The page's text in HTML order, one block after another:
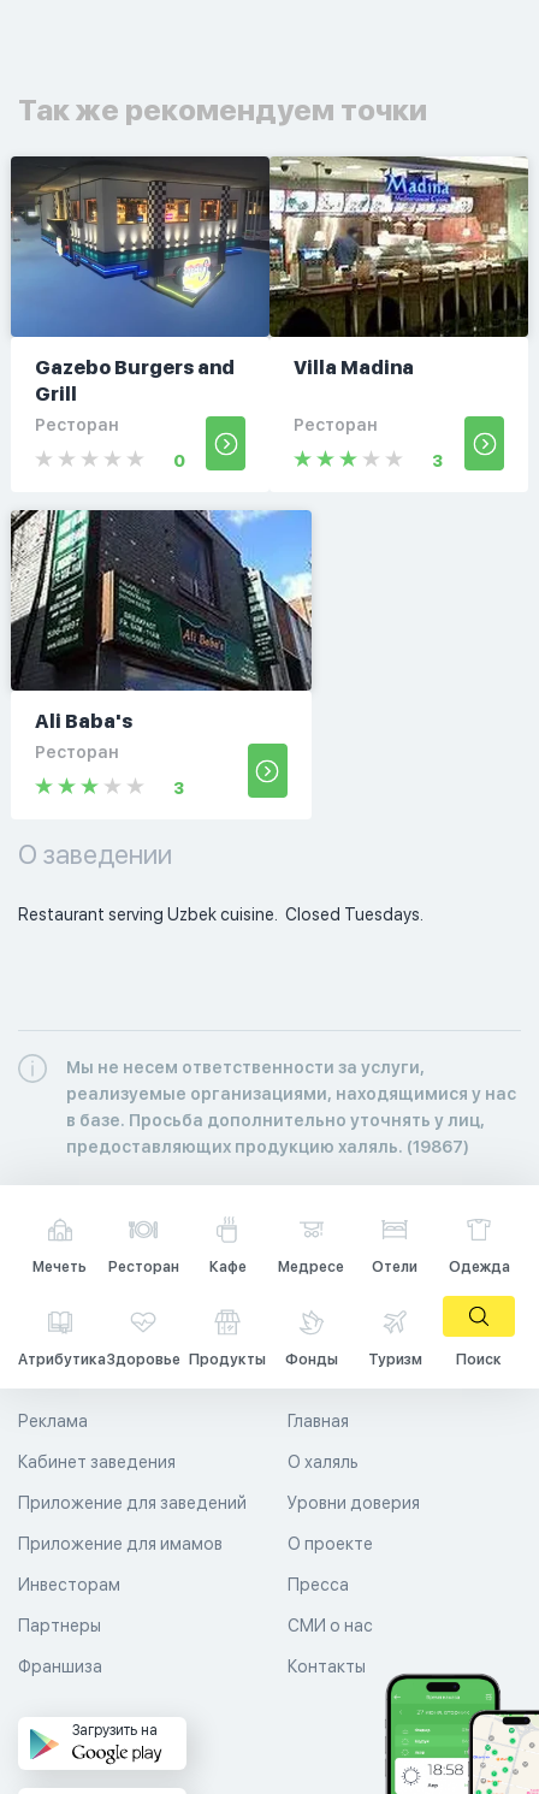
Так же рекомендуем точки
Gazebo Burgers and
Grill
Ресторан
0
Villa Madina
Ресторан
3
Ali Baba's
Ресторан
3
О заведении
Restaurant serving Uzbek cuisine.  Closed Tuesdays.
Мы не несем ответственности за услуги,
реализуемые организациями, находящимися у нас
в базе. Просьба дополнительно уточнять у лиц,
предоставляющих продукцию халяль. (19867)
Мечеть Ресторан Кафе Медресе Отели Одежда
АтрибутикаЗдоровье Продукты Фонды Туризм Поиск
Главная
О халяль
Уровни доверия
Реклама
Кабинет заведения
Приложение для заведений
Приложение для имамов О проекте
Пресса
СМИ о нас
Контакты
Инвесторам
Партнеры
Франшиза
Загрузить на